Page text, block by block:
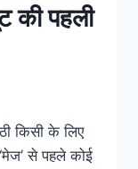
की पहली
किसी के लिए
से पहले कोई